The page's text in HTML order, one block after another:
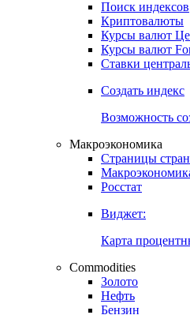
Поиск индексов
Криптовалюты
Курсы валют
Курсы валют
Ставки
Создать индекс
Возможность
Макроэкономика
Страницы стран
Росстат
Виджет:
Карта
Commodities
Золото
Нефть
Бензин